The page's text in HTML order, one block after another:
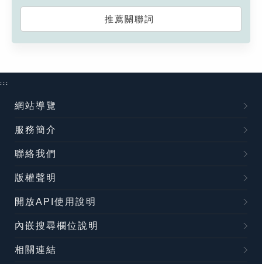
推薦關聯詞
:::
網站導覽
服務簡介
聯絡我們
版權聲明
開放API使用說明
內嵌搜尋欄位說明
相關連結